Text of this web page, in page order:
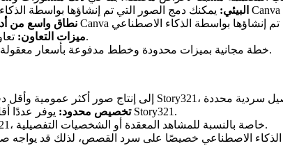
التكامل مع نظام Canva البيئي:
نطاق واسع من
ميزات التعاون:تعاون مع أعضاء الفريق في مشاريع التصميم في الوقت الفعلي.
تقدم Canva خطة مجانية بميزات محدودة وخطط مدفوعة بأسعار معقولة للحصول على قدرات أكثر تقدمًا.
تخصيص محدود:يوفر عددًا أقل من عناصر التحكم المتقدمة في معلمات الصورة مقارنة بـ Story321.
قد لا تكون جودة الصورة عالية مثل Story321، خاصة بالنسبة للمشاهد المعقدة أو الشخصيات التفصيلية.